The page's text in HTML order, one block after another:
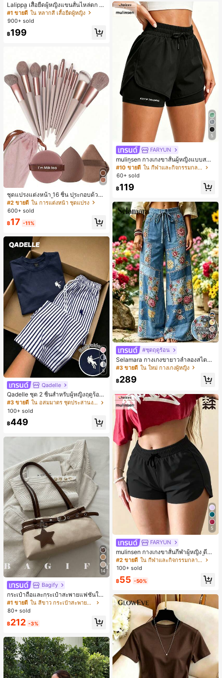
Lalippa เสื้อยืดผู้หญิงแขนสั้นไหล่ตก ค
อวีปกเสื้อ ลายพิมพ์ดิจิทัลลายทาง สไตล์
สปอร์ตแฟชั่นมินิมอล ของขวัญสำหรับเ
พื่อน
#1 ขายดี ใน หลากสี เสื้อยืดผู้หญิง
900+ sold
฿199
ชุดแปรงแต่งหน้า 16 ชิ้น ประกอบด้วยแ
ปรงแต่งหน้า 13 ชิ้น, ฟองน้ำแต่งหน้ารู
ปหยดน้ำ 1 ชิ้น, แปรงแป้งรองพื้นกลม 1
ชิ้น และฟองน้ำแต่งหน้ารูปสามเหลี่ยม
1 ชิ้น - ชุดคลาสสิก ทำจากขนสังเคราะ
ห์นุ่มและเป็นมิตรต่อผิว เหมาะสำหรับผู้
หญิงและเด็กผู้หญิง เหมาะสำหรับฤดูใบ
ไม้ร่วงและฤดูหนาว
#2 ขายดี ใน การแต่งหน้า ชุดแปรง
600+ sold
฿17 -11%
5
Qadelle
Qadelle ชุด 2 ชิ้นสำหรับผู้หญิงฤดูร้อน
แบบสบายๆ สำหรับใส่ทุกวัน, กางเกงขา
ยาวลายทางสีน้ำเงินเข้มและสีขาว, เสื้อ
ยืดแขนสั้นคอกลมปักลายรัดรูป
#3 ขายดี
ใน อสมมาตร ชุดประสานงานสตรี
100+ sold
฿449
14
Bagify
กระเป๋าถือและกระเป๋าสะพายแฟชั่นให
ม่ ตกแต่งด้วยเข็มขัด เหมาะสำหรับงาน
ปาร์ตี้ การรวมตัว การออกไปข้างนอก ก
ประจำวัน สามารถเก็บเหรียญ โทรศัพท์
านออฟฟิศ นักศึกษามหาวิทยาลัย และ
พนักงานออฟฟิศ กระเป๋าผู้หญิงที่หรูหรา
#1 ขายดี
ใน สีขาว กระเป๋าสะพายผู้หญิง
80+ sold
฿212 -3%
5
FARYUN
mulinsen กางเกงขาสั้นผู้หญิงแบบสบา
ยๆ สีพื้น หลวม อเนกประสงค์ กางเกงขา
สั้นกีฬา 2-In-1 สำหรับวิ่ง ฟิตเนส และก
#10 ขายดี
ใน กีฬาและกิจกรรมกลางแจ้ง
60+ sold
฿119
22
#ชุดฤดูร้อน
Selamara กางเกงขายาวลำลองสไตล์โ
บฮีเมียนสำหรับพักผ่อน สีกากี ผิวสัมผัส
มีเท็กซ์เจอร์ เอวสูงทรงหลวม เอวยางยืด
พร้อมเชือกรูด ทรงขาตรงทิ้งตัว ขากว้า
ดินทาง
#3 ขายดี ใน ใหม่ กางเกงผู้หญิง
฿289
5
FARYUN
mulinsen กางเกงขาสั้นกีฬาผู้หญิง ดีไซ
น์ปลายเปิด เอวยืดหยุ่น กางเกงขาสั้น
ลำลองกีฬาฤดูร้อน ความยาว 3/4
#2 ขายดี
ใน กีฬาและกิจกรรมกลางแจ้ง
100+ sold
฿55 -50%